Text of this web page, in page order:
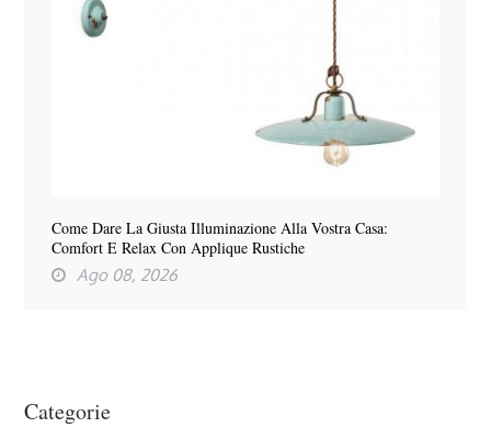
Come Dare La Giusta Illuminazione Alla Vostra Casa:
Comfort E Relax Con Applique Rustiche
Ago 08, 2026
Categorie